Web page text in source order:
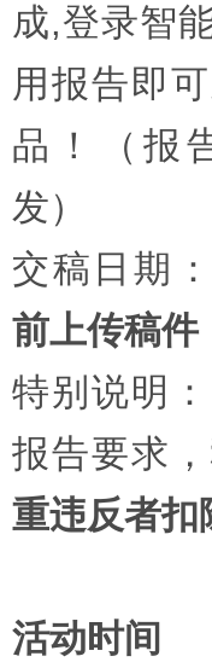
成,登录智
用报告即
品！（报
发）
交稿日期：
前上传稿件
特别说明
报告要求，
重违反者扣
活动时间